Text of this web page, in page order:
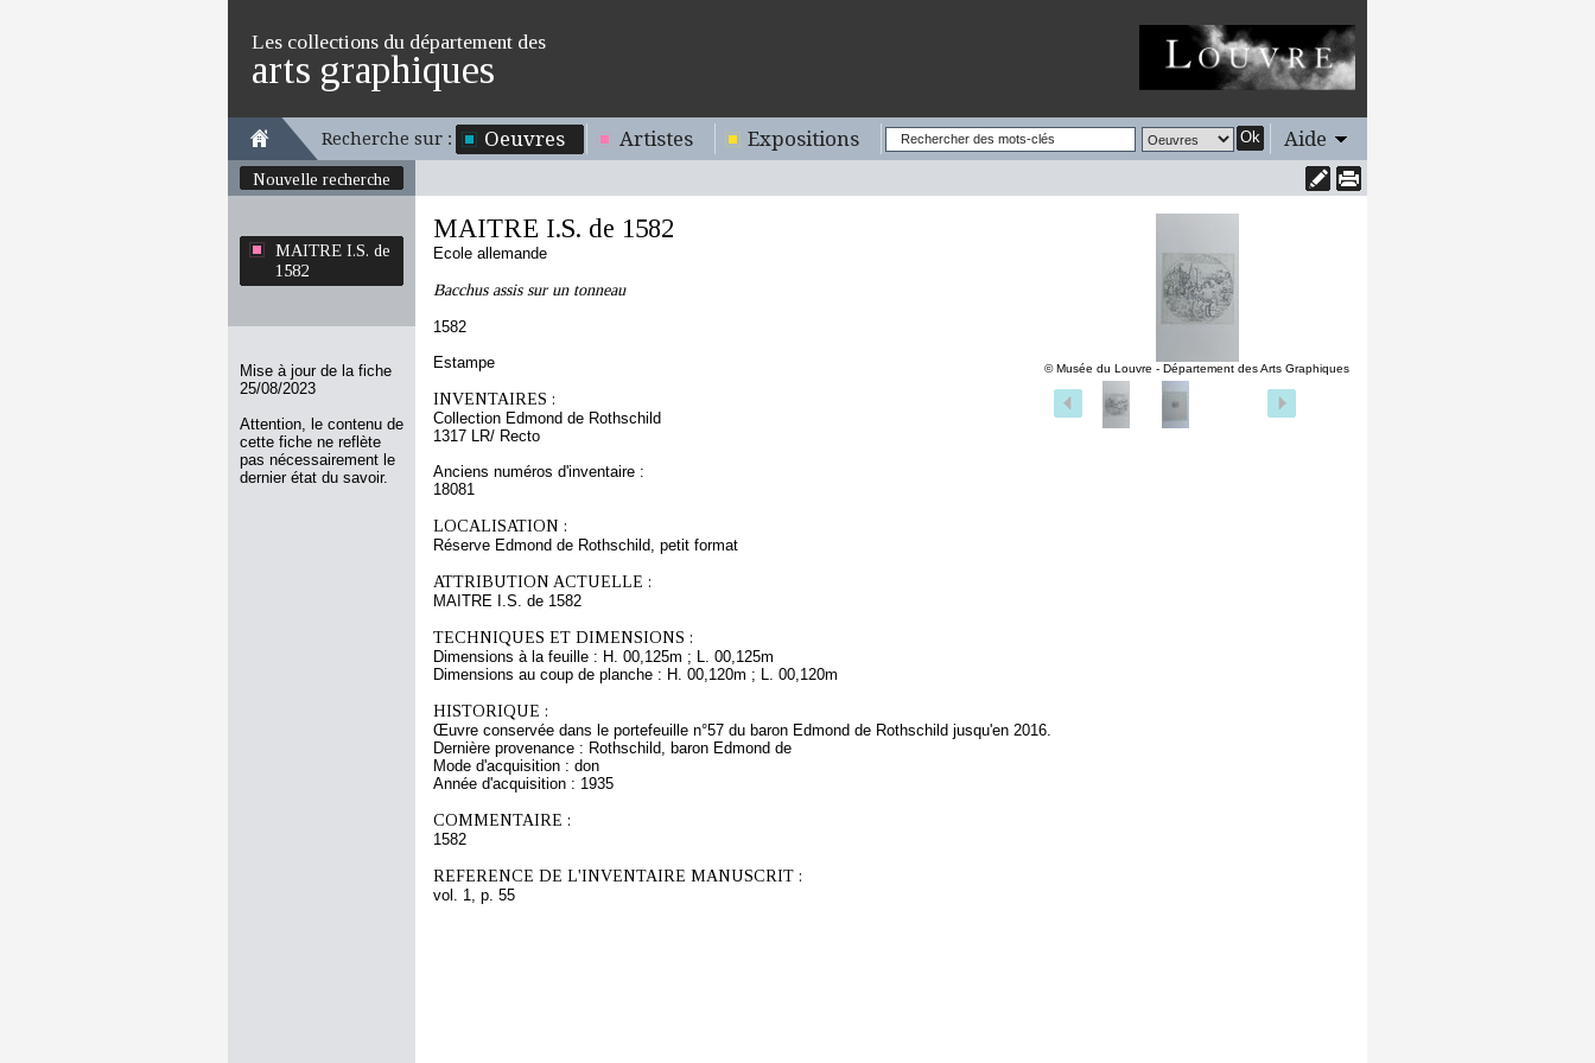
Les collections du département des
arts graphiques
Recherche sur : Oeuvres Artistes Expositions Ok Aide
Nouvelle recherche
MAITRE I.S. de
1582
Mise à jour de la fiche
25/08/2023
Attention, le contenu de
cette fiche ne reflète
pas nécessairement le
dernier état du savoir.
© Musée du Louvre - Département des Arts Graphiques
MAITRE I.S. de 1582
Ecole allemande
Bacchus assis sur un tonneau
1582
Estampe
INVENTAIRES :
Collection Edmond de Rothschild
1317 LR/ Recto
Anciens numéros d'inventaire :
18081
LOCALISATION :
Réserve Edmond de Rothschild, petit format
ATTRIBUTION ACTUELLE :
MAITRE I.S. de 1582
TECHNIQUES ET DIMENSIONS :
Dimensions à la feuille : H. 00,125m ; L. 00,125m
Dimensions au coup de planche : H. 00,120m ; L. 00,120m
HISTORIQUE :
Œuvre conservée dans le portefeuille n°57 du baron Edmond de Rothschild jusqu'en 2016.
Dernière provenance : Rothschild, baron Edmond de
Mode d'acquisition : don
Année d'acquisition : 1935
COMMENTAIRE :
1582
REFERENCE DE L'INVENTAIRE MANUSCRIT :
vol. 1, p. 55